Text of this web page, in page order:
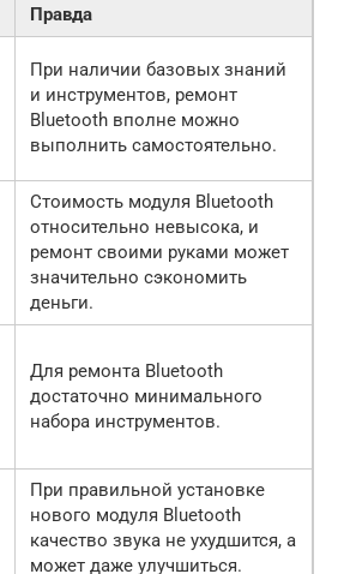
Правда
При наличии базовых знаний
и инструментов, ремонт
Bluetooth вполне можно
выполнить самостоятельно.
Стоимость модуля Bluetooth
относительно невысока, и
ремонт своими руками может
значительно сэкономить
деньги.
Для ремонта Bluetooth
достаточно минимального
набора инструментов.
При правильной установке
нового модуля Bluetooth
качество звука не ухудшится, а
может даже улучшиться.